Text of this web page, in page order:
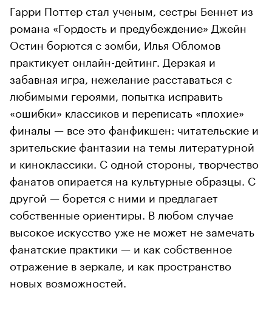
Гарри Поттер стал ученым, сестры Беннет из
романа «Гордость и предубеждение» Джейн
Остин борются с зомби, Илья Обломов
практикует онлайн-дейтинг. Дерзкая и
забавная игра, нежелание расставаться с
любимыми героями, попытка исправить
«ошибки» классиков и переписать «плохие»
финалы — все это фанфикшен: читательские и
зрительские фантазии на темы литературной
и киноклассики. С одной стороны, творчество
фанатов опирается на культурные образцы. С
другой — борется с ними и предлагает
собственные ориентиры. В любом случае
высокое искусство уже не может не замечать
фанатские практики — и как собственное
отражение в зеркале, и как пространство
новых возможностей.